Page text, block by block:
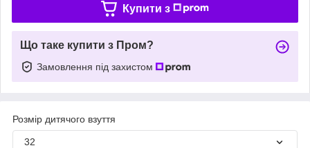
Купити з
Що таке купити з Пром?
Замовлення під захистом
Розмір дитячого взуття
32